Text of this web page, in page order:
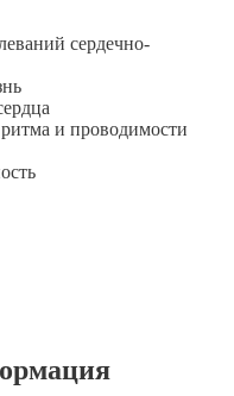
сердечно-
и проводимости